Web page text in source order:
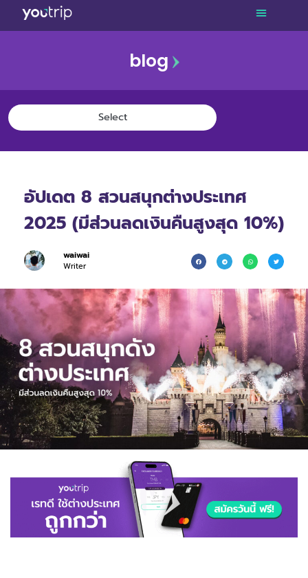
blog
อัปเดต 8 สวนสนุกต่างประเทศ
2025 (มีส่วนลดเงินคืนสูงสุด 10%)
waiwai
Writer